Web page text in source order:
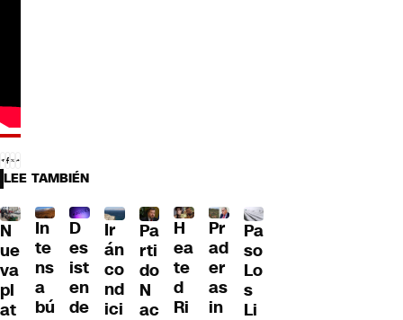
LEE TAMBIÉN
N
ue
va
pl
at
In
te
ns
a
bú
D
es
ist
en
de
Ir
án
co
nd
ici
Pa
rti
do
N
ac
H
ea
te
d
Ri
Pr
ad
er
as
in
Pa
so
Lo
s
Li